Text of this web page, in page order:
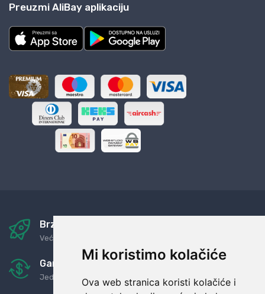
Mi koristimo kolačiće
Ova web stranica koristi kolačiće i
Preuzmi AliBay aplikaciju
Brza i sigurna dostava
Već za nekoliko dana kod vas
Garancija u povrat novaca
Jednostavno pravilo: Roba za novac